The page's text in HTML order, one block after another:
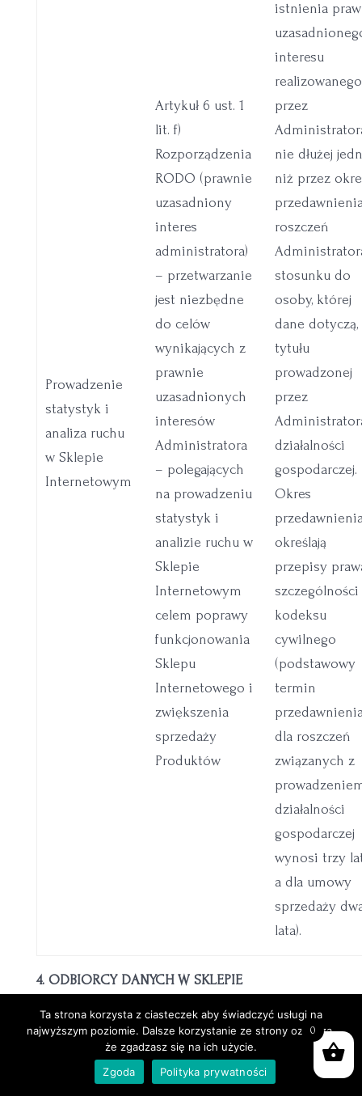
Prowadzenie
statystyk i
analiza ruchu
w Sklepie
Internetowym
Artykuł 6 ust. 1
lit. f)
Rozporządzenia
RODO (prawnie
uzasadniony
interes
administratora)
– przetwarzanie
jest niezbędne
do celów
wynikających z
prawnie
uzasadnionych
interesów
Administratora
– polegających
na prowadzeniu
statystyk i
analizie ruchu w
Sklepie
Internetowym
celem poprawy
funkcjonowania
Sklepu
Internetowego i
zwiększenia
sprzedaży
Produktów
istnienia
interesu
realizowanego
przez
nie dłużej
niż przez
roszczeń
stosunku do
osoby, której
dane dotyczą,
tytułu
prowadzonej
przez
działalności
gospodarczej.
Okres
określają
przepisy
szczególności
kodeksu
cywilnego
(podstawowy
termin
dla roszczeń
związanych z
działalności
gospodarczej
wynosi trzy
a dla umowy
sprzedaży
lata).
4. ODBIORCY DANYCH W SKLEPIE
4.1. Dla prawidłowego funkcjonowania Sklepu
Internetowego, w tym dla realizacji
zawieranych Umów Sprzedaży konieczne jest
0
Ta strona korzysta z ciasteczek aby świadczyć usługi na
najwyższym poziomie. Dalsze korzystanie ze strony oznacza,
że zgadzasz się na ich użycie.
Zgoda
Polityka prywatności